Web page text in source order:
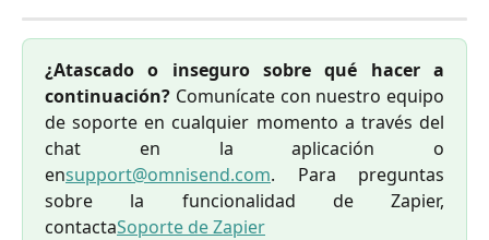
¿Atascado o inseguro sobre qué hacer a
continuación? Comunícate con nuestro equipo
de soporte en cualquier momento a través del
chat en la aplicación o
ensupport@omnisend.com. Para preguntas
sobre la funcionalidad de Zapier,
contactaSoporte de Zapier